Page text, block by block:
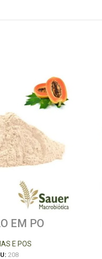
EM PO
E POS
208